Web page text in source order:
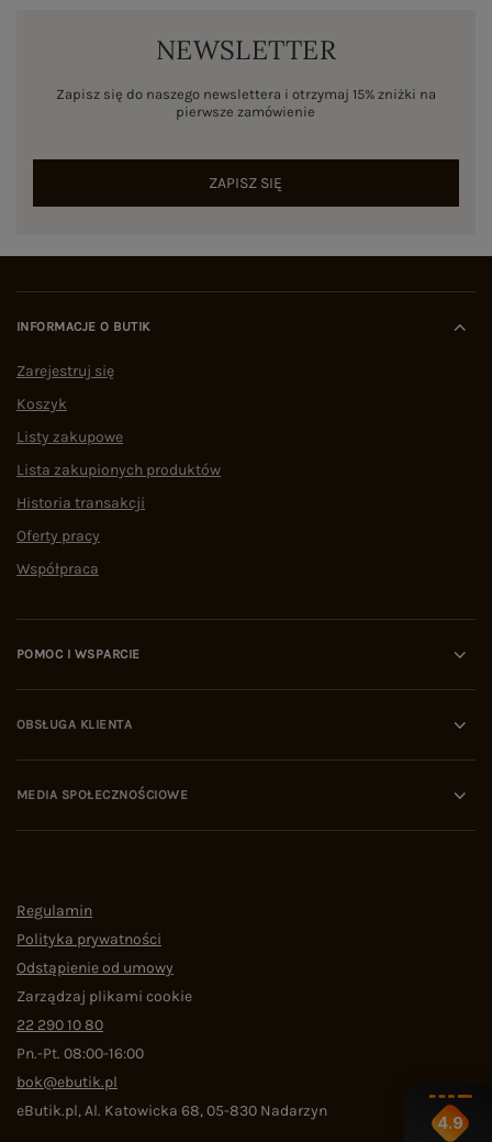
NEWSLETTER
Zapisz się do naszego newslettera i otrzymaj 15% zniżki na
pierwsze zamówienie
ZAPISZ SIĘ
INFORMACJE O BUTIK
Zarejestruj się
Koszyk
Listy zakupowe
Lista zakupionych produktów
Historia transakcji
Oferty pracy
Współpraca
POMOC I WSPARCIE
OBSŁUGA KLIENTA
MEDIA SPOŁECZNOŚCIOWE
Regulamin
Polityka prywatności
Odstąpienie od umowy
Zarządzaj plikami cookie
22 290 10 80
Pn.-Pt. 08:00-16:00
bok@ebutik.pl
eButik.pl,Al. Katowicka 68,05-830 Nadarzyn
4.9